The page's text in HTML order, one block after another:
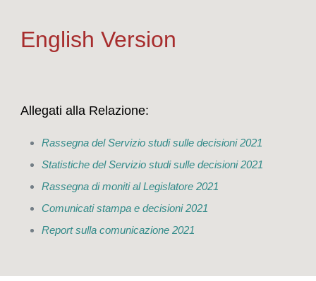
English Version
Allegati alla Relazione:
Rassegna del Servizio studi sulle decisioni 2021
Statistiche del Servizio studi sulle decisioni 2021
Rassegna di moniti al Legislatore 2021
Comunicati stampa e decisioni 2021
Report sulla comunicazione 2021